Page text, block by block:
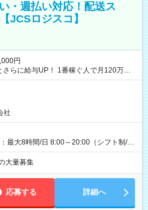
・週払い対応！配送ス
JCSロジスコ】
円
らに給与UP！ 1番稼ぐ人で月120万ほ
ジ＞ ■月収50万
住)※元建築関係 1日150個配達×25日勤務
社
最大8時間/日 8:00～20:00（シフト制/実
（場所次第では週4も有り） ※配達状況
務可能性有り ※案件により多少の前後あ
大量募集
応募する 詳細へ